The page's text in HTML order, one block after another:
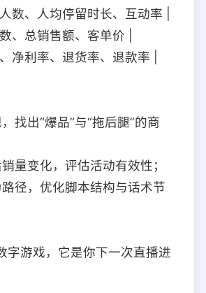
数、人均停留时长、互动率 |
、总销售额、客单价 |
净利率、退货率、退款率 |
找出“爆品”与“拖后腿”的商
量变化，评估活动有效性；
径，优化脚本结构与话术节
字游戏，它是你下一次直播进